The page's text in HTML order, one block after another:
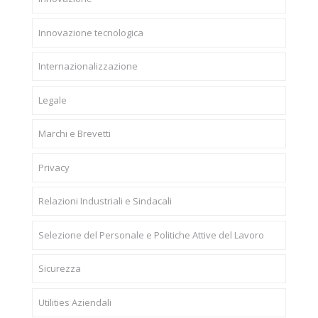
Innovazione tecnologica
Internazionalizzazione
Legale
Marchi e Brevetti
Privacy
Relazioni Industriali e Sindacali
Selezione del Personale e Politiche Attive del Lavoro
Sicurezza
Utilities Aziendali